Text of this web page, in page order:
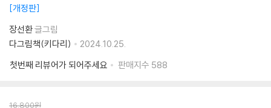
개정판
장선환글그림
다그림책(키다리)
2024.10.25.
첫번째 리뷰어가 되어주세요
판매지수 588
16,800원